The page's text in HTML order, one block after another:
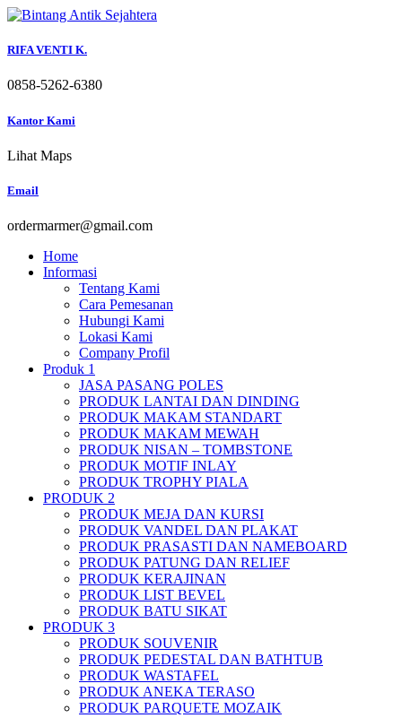
Skip
content
RIFA VENTI K.
0858-5262-6380
Kantor Kami
Lihat Maps
Email
ordermarmer@gmail.com
Home
Informasi
Tentang Kami
Cara Pemesanan
Hubungi Kami
Lokasi Kami
Company Profil
Produk 1
JASA PASANG POLES
PRODUK LANTAI DAN DINDING
PRODUK MAKAM STANDART
PRODUK MAKAM MEWAH
PRODUK NISAN – TOMBSTONE
PRODUK MOTIF INLAY
PRODUK TROPHY PIALA
PRODUK 2
PRODUK MEJA DAN KURSI
PRODUK VANDEL DAN PLAKAT
PRODUK PRASASTI DAN NAMEBOARD
PRODUK PATUNG DAN RELIEF
PRODUK KERAJINAN
PRODUK LIST BEVEL
PRODUK BATU SIKAT
PRODUK 3
PRODUK SOUVENIR
PRODUK PEDESTAL DAN BATHTUB
PRODUK WASTAFEL
PRODUK ANEKA TERASO
PRODUK PARQUETE MOZAIK